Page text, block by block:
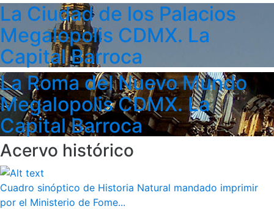
La Ciudad de los Palacios
Megalopolis CDMX. La
Capital Barroca
La Roma del Nuevo Mundo
Megalopolis CDMX. La
Capital Barroca
Acervo histórico
Cuadro sinóptico de Historia Natural mandado imprimir
por el Ministerio de Fome...